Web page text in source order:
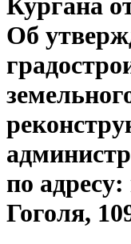
Кургана
Об
по
Гоголя,